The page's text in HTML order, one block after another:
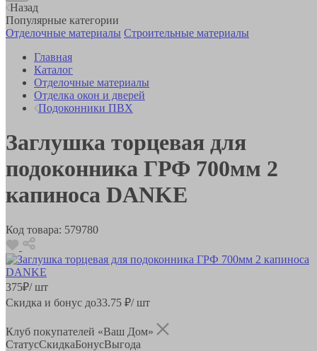
Назад
Популярные категории
Отделочные материалы Строительные материалы
Главная
Каталог
Отделочные материалы
Отделка окон и дверей
Подоконники ПВХ
Заглушка торцевая для
подоконника ГРФ 700мм 2
капиноса DANKE
Код товара: 579780
375₽/ шт
Скидка и бонус до33.75 ₽/ шт
Клуб покупателей «Ваш Дом»
СтатусСкидкаБонусВыгода